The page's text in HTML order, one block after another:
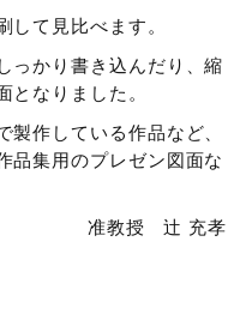
して見比べます。
っかり書き込んだり、縮
となりました。
製作している作品など、
品集用のプレゼン図面な
准教授 辻 充孝